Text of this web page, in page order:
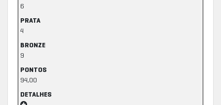
6
PRATA
4
BRONZE
9
PONTOS
94,00
DETALHES